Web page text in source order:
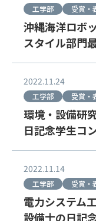
工学部 受賞・
沖縄海洋ロボ
スタイル部門
2022.11.24
工学部 受賞・
環境・設備研
日記念学生コ
2022.11.14
工学部 受賞・
電力システム
設備士の日記